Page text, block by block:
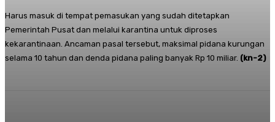
Harus masuk di tempat pemasukan yang sudah ditetapkan
Pemerintah Pusat dan melalui karantina untuk diproses
kekarantinaan. Ancaman pasal tersebut, maksimal pidana kurungan
selama 10 tahun dan denda pidana paling banyak Rp 10 miliar. (kn-2)